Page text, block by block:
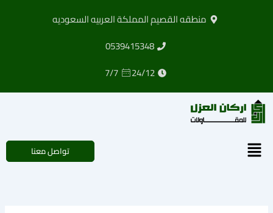
منطقه القصيم المملكة العربيه السعوديه
0539415348
24/12
7/7
القائمة تواصل معنا